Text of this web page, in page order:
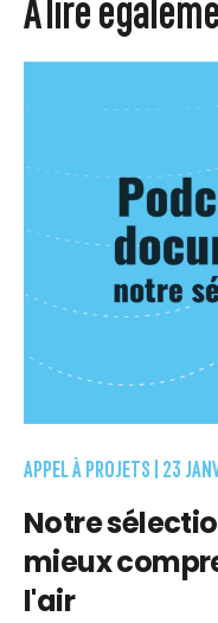
APPEL À PROJETS | 23
Notre
mieux
l'air